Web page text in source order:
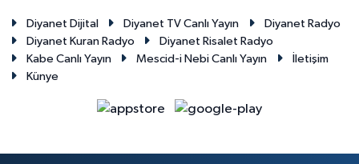
Diyanet Dijital Diyanet TV Canlı Yayın
Diyanet Radyo
Diyanet Kuran Radyo
Diyanet Risalet Radyo
Kabe Canlı Yayın
Mescid-i Nebi Canlı Yayın
İletişim
Künye